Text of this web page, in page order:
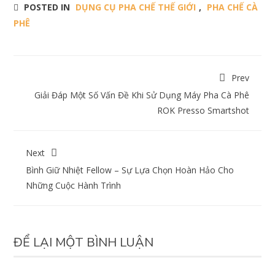
POSTED IN DỤNG CỤ PHA CHẾ THẾ GIỚI , PHA CHẾ CÀ
PHÊ
Prev
Giải Đáp Một Số Vấn Đề Khi Sử Dụng Máy Pha Cà Phê
ROK Presso Smartshot
Next
Bình Giữ Nhiệt Fellow – Sự Lựa Chọn Hoàn Hảo Cho
Những Cuộc Hành Trình
ĐỂ LẠI MỘT BÌNH LUẬN